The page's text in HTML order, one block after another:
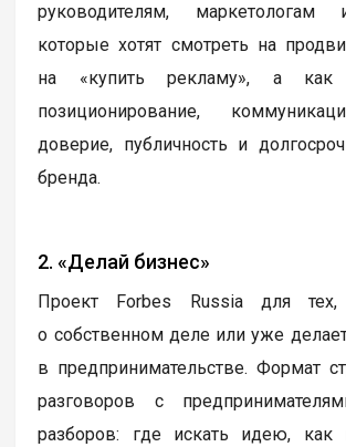
руководителям, маркетологам
которые хотят смотреть на
на «купить рекламу», а как
позиционирование,
доверие, публичность и
бренда.
2. «Делай бизнес»
Проект Forbes Russia для тех,
о собственном деле или уже
в предпринимательстве. Формат
разговоров с
разборов: где искать идею, как